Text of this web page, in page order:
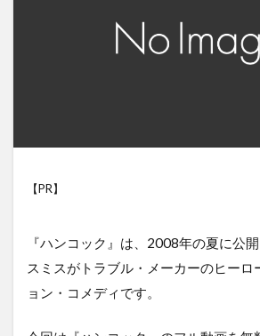
【PR】
『ハンコック』は、2008年の夏に公
スミスがトラブル・メーカーのヒーロ
ョン・コメディです。